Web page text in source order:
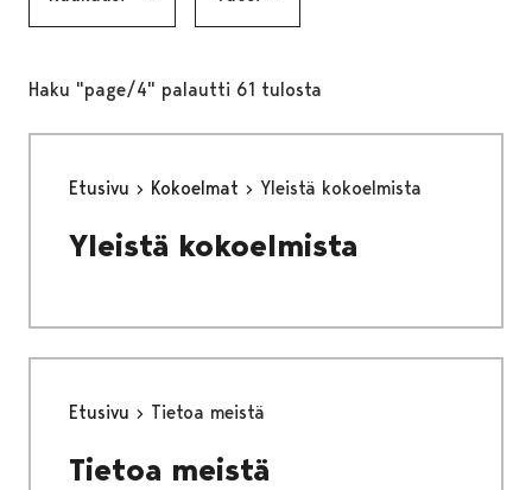
Haku "page/4" palautti 61 tulosta
Etusivu Kokoelmat Yleistä kokoelmista
Yleistä kokoelmista
Etusivu Tietoa meistä
Tietoa meistä